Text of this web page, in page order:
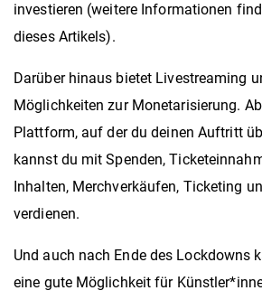
investieren (weitere Informationen
dieses Artikels).
Darüber hinaus bietet Livestreaming
Möglichkeiten zur Monetarisierung.
Plattform, auf der du deinen Auftritt
kannst du mit Spenden,
Inhalten, Merchverkäufen, Ticketing
verdienen.
Und auch nach Ende des Lockdowns
eine gute Möglichkeit für